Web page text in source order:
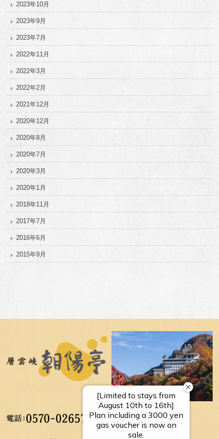
2023年10月
2023年9月
2023年7月
2022年11月
2022年3月
2022年2月
2021年12月
2020年12月
2020年8月
2020年7月
2020年3月
2020年1月
2018年11月
2017年7月
2016年6月
2015年9月
【受付時間】
10：00～17：00